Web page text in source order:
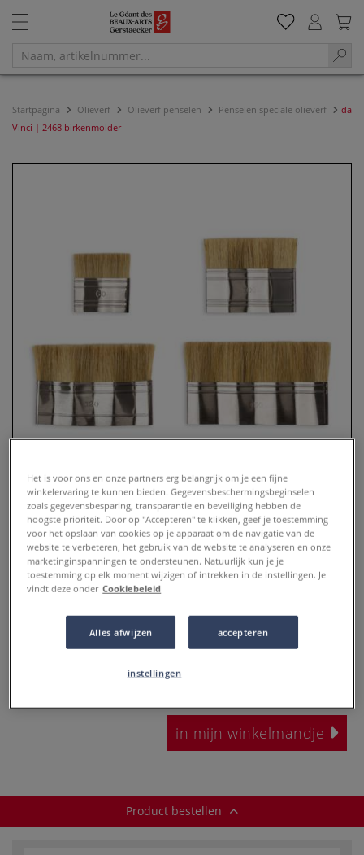
Startpagina Olieverf Olieverf penselen Penselen speciale olieverf
da
Vinci | 2468 birkenmolder
da Vinci | 2468 birkenmolder
in mijn winkelmandje
Product bestellen
Het is voor ons en onze partners erg belangrijk om je een fijne
winkelervaring te kunnen bieden. Gegevensbeschermingsbeginselen
zoals gegevensbesparing, transparantie en beveiliging hebben de
hoogste prioriteit. Door op "Accepteren" te klikken, geef je toestemming
voor het opslaan van cookies op je apparaat om de navigatie van de
website te verbeteren, het gebruik van de website te analyseren en onze
marketinginspanningen te ondersteunen. Natuurlijk kun je je
toestemming op elk moment wijzigen of intrekken in de instellingen. Je
vindt deze onder Cookiebeleid
Alles afwijzen accepteren
instellingen